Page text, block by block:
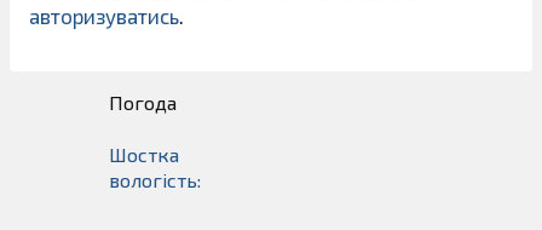
авторизуватись.
Погода
Шостка
вологість: